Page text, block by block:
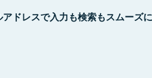
アドレスで入力も検索もスムーズ